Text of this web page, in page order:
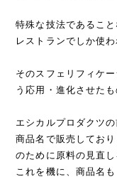
特殊な技法であるこ
レストランでしか使
そのスフェリフィケ
う応用・進化させた
エシカルプロダクツ
商品名で販売してお
のために原料の見直
これを機に、商品名